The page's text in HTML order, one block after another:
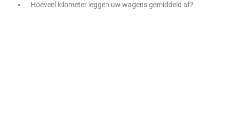
Hoeveel kilometer leggen uw wagens gemiddeld af?